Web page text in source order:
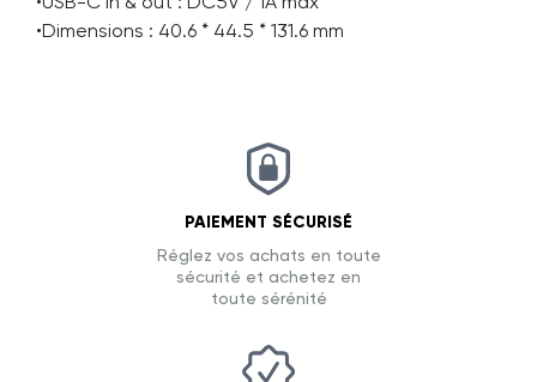
•Dimensions : 40.6 * 44.5 * 131.6 mm
PAIEMENT SÉCURISÉ
Réglez vos achats en toute
sécurité et achetez en
toute sérénité